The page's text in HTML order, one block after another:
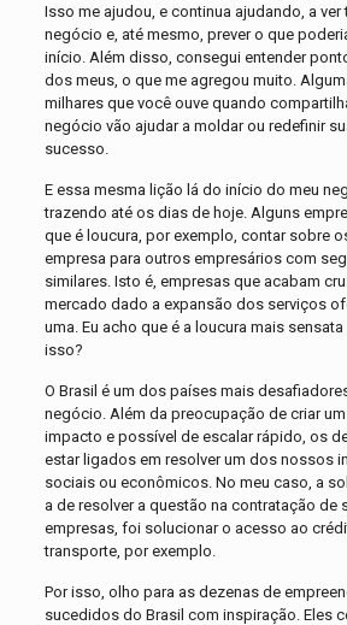
Isso me ajudou, e continua ajudando, a
negócio e, até mesmo, prever o que
início. Além disso, consegui entender
dos meus, o que me agregou muito.
milhares que você ouve quando
negócio vão ajudar a moldar ou redefinir
sucesso.
E essa mesma lição lá do início do meu
trazendo até os dias de hoje. Alguns
que é loucura, por exemplo, contar sobre
empresa para outros empresários com
similares. Isto é, empresas que acabam
mercado dado a expansão dos serviços
uma. Eu acho que é a loucura mais
isso?
O Brasil é um dos países mais
negócio. Além da preocupação de criar
impacto e possível de escalar rápido, os
estar ligados em resolver um dos nossos
sociais ou econômicos. No meu caso, a
a de resolver a questão na contratação de
empresas, foi solucionar o acesso ao
transporte, por exemplo.
Por isso, olho para as dezenas de
sucedidos do Brasil com inspiração. Eles